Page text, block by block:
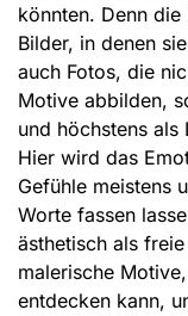
könnten. Denn
Bilder, in denen
auch Fotos, die
Motive abbilden,
und höchstens
Hier wird das
Gefühle meistens
Worte fassen
ästhetisch als
malerische
entdecken kann,